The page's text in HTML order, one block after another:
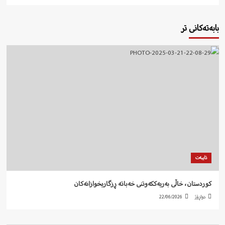
بابەتەکانی تر
تایبەت
کوردستان، خاڵی بەریەککەوتنی خەباتە ڕزگاریخوازانەکان
دواڕۆژ 22/06/2026